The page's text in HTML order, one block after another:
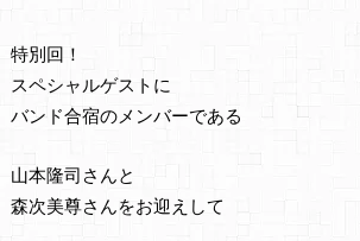
特別回！
スペシャルゲストに
バンド合宿のメンバーである
山本隆司さんと
森次美尊さんをお迎えして